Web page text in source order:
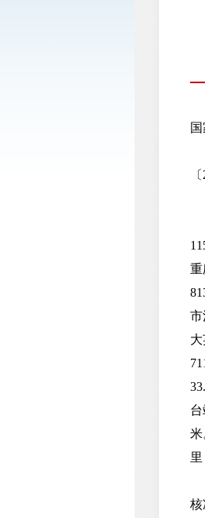
重
市
米
里
核